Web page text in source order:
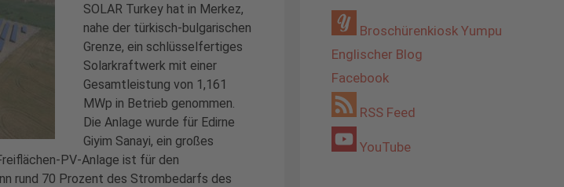
SOLAR Turkey hat in Merkez,
nahe der türkisch-bulgarischen
Grenze, ein schlüsselfertiges
Solarkraftwerk mit einer
Gesamtleistung von 1,161
MWp in Betrieb genommen.
Die Anlage wurde für Edirne
Giyim Sanayi, ein großes
PV-Anlage ist für den
rund 70 Prozent des Strombedarfs des
Broschürenkiosk Yumpu
Englischer Blog
Facebook
RSS Feed
YouTube